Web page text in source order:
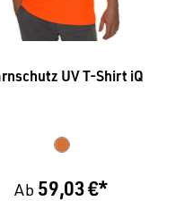
UV T-Shirt iQ
Ab 59,03 €*